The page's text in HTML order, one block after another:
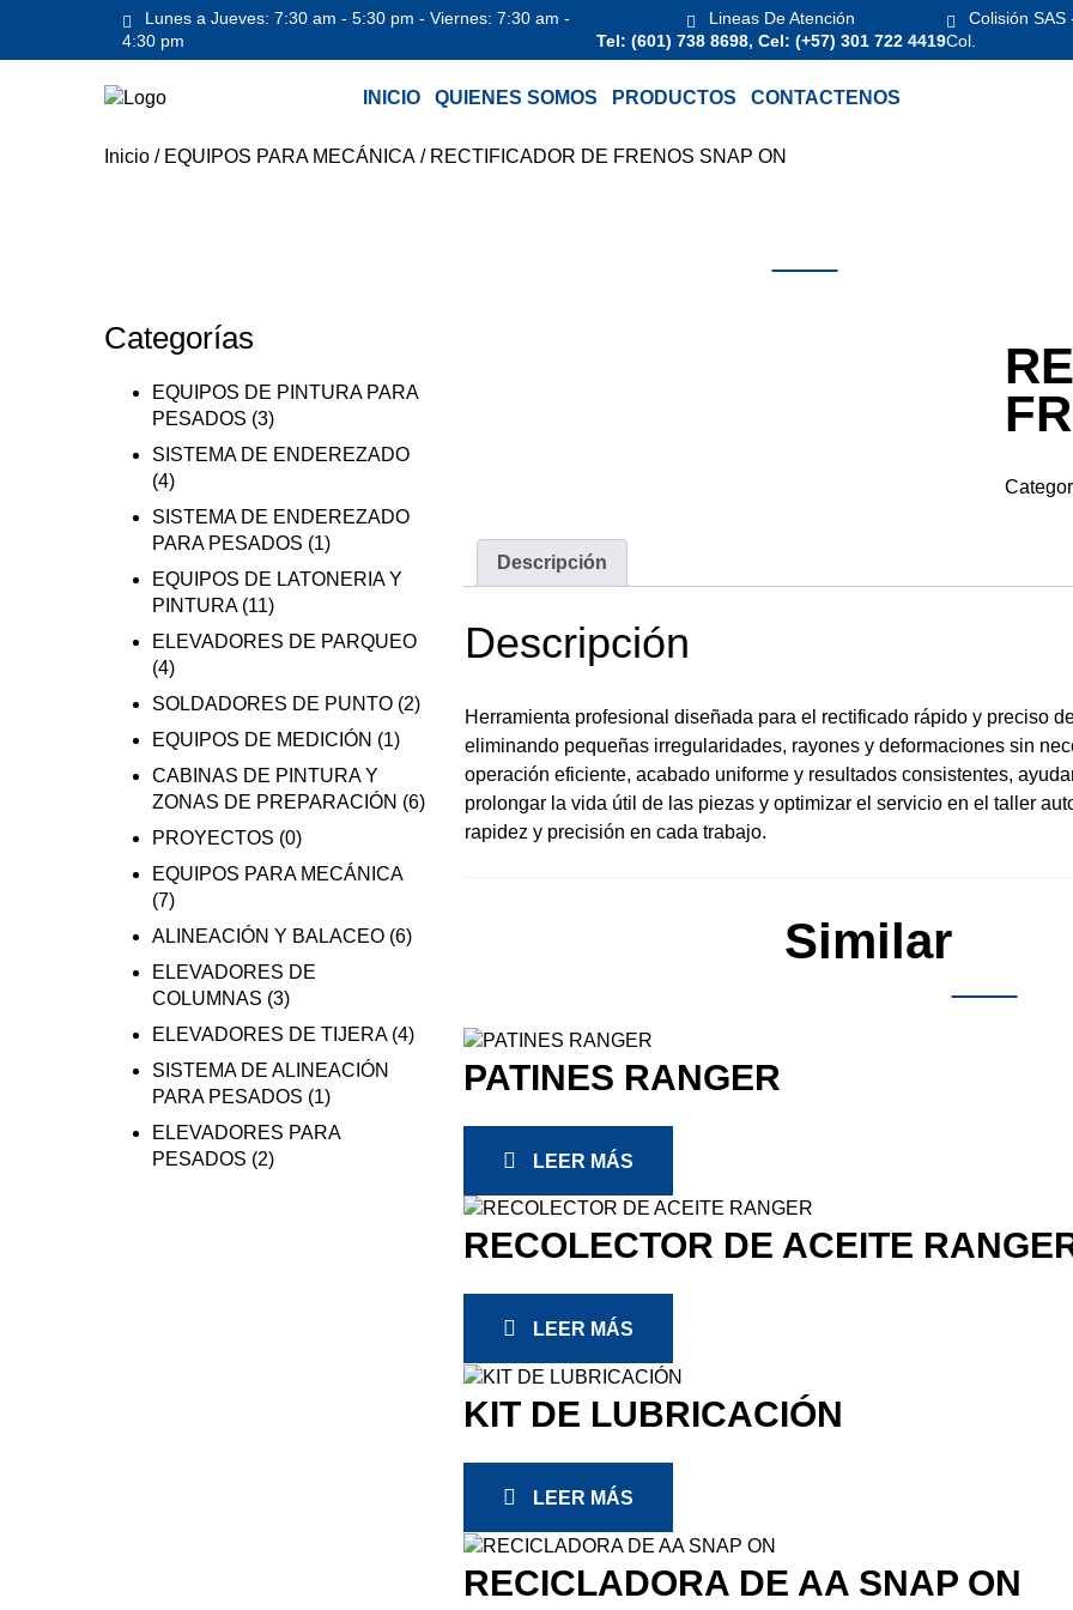
Lunes a Jueves: 7:30 am - 5:30 pm - Viernes: 7:30 am -
4:30 pm
Lineas De Atención
Tel: (601) 738 8698, Cel: (+57) 301 722 4419
Colisión SAS
Col.
INICIO QUIENES SOMOS PRODUCTOS CONTACTENOS
Inicio / EQUIPOS PARA MECÁNICA / RECTIFICADOR DE FRENOS SNAP ON
Categorías
EQUIPOS DE PINTURA PARA
PESADOS (3)
SISTEMA DE ENDEREZADO
(4)
SISTEMA DE ENDEREZADO
PARA PESADOS (1)
EQUIPOS DE LATONERIA Y
PINTURA (11)
ELEVADORES DE PARQUEO
(4)
SOLDADORES DE PUNTO (2)
EQUIPOS DE MEDICIÓN (1)
CABINAS DE PINTURA Y
ZONAS DE PREPARACIÓN (6)
PROYECTOS (0)
EQUIPOS PARA MECÁNICA
(7)
ALINEACIÓN Y BALACEO (6)
ELEVADORES DE
COLUMNAS (3)
ELEVADORES DE TIJERA (4)
SISTEMA DE ALINEACIÓN
PARA PESADOS (1)
ELEVADORES PARA
PESADOS (2)
Descripción
Descripción
Herramienta profesional diseñada para el rectificado rápido y preciso
eliminando pequeñas irregularidades, rayones y deformaciones sin
operación eficiente, acabado uniforme y resultados consistentes,
prolongar la vida útil de las piezas y optimizar el servicio en el taller
rapidez y precisión en cada trabajo.
Similar
PATINES RANGER
LEER MÁS
RECOLECTOR DE ACEITE
LEER MÁS
KIT DE LUBRICACIÓN
LEER MÁS
RECICLADORA DE AA SNAP ON